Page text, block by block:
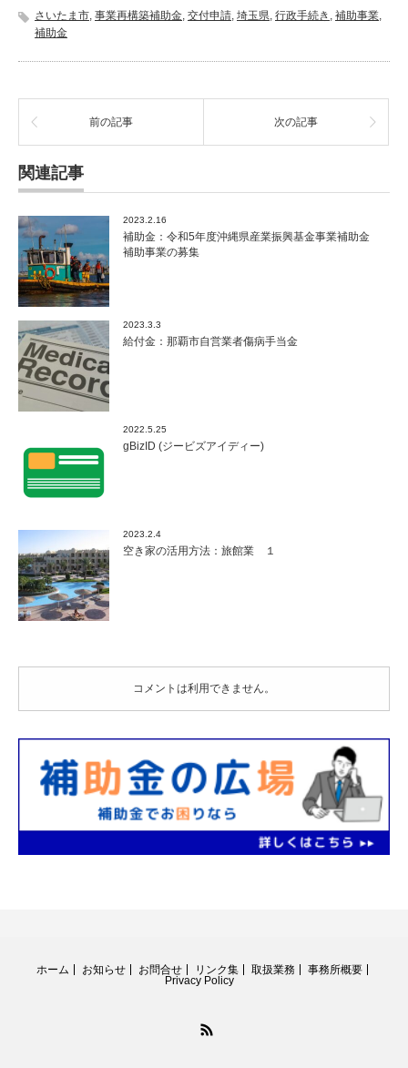
さ
い
業
再
築
補
金
の
上
乗
せ
助
２
次
公
募
さいたま市, 事業再構築補助金, 交付申請, 埼玉県, 行政手続き , 補助事業,
補助金
前の記事 次の記事
関連記事
2023.2.16
補助金：令和5年度沖縄県産業振興基金事業補助金
補助事業の募集
2023.3.3
給付金：那覇市自営業者傷病手当金
2022.5.25
gBizID (ジービズアイディー)
2023.2.4
空き家の活用方法：旅館業 １
コメントは利用できません。
ホーム お知らせ お問合せ リンク集 取扱業務
事務所概要
Privacy Policy